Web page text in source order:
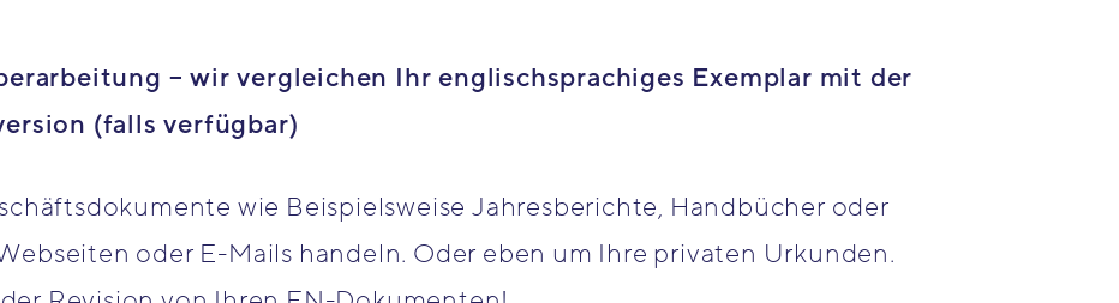
– wir vergleichen Ihr englischsprachiges Exemplar mit der
(falls verfügbar)
wie Beispielsweise Jahresberichte, Handbücher oder
oder E-Mails handeln. Oder eben um Ihre privaten Urkunden.